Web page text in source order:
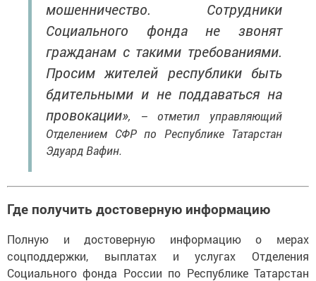
мошенничество. Сотрудники
Социального фонда не звонят
гражданам с такими требованиями.
Просим жителей республики быть
бдительными и не поддаваться на
провокации», – отметил управляющий
Отделением СФР по Республике Татарстан
Эдуард Вафин.
Где получить достоверную информацию
Полную и достоверную информацию о мерах
соцподдержки, выплатах и услугах Отделения
Социального фонда России по Республике Татарстан